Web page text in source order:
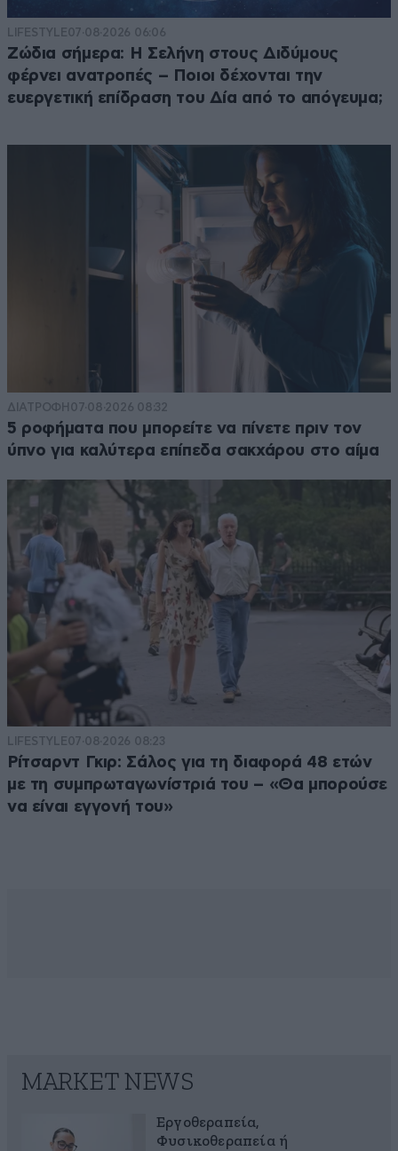
LIFESTYLE07·08·2026 06:06
Ζώδια σήμερα: Η Σελήνη στους Διδύμους
φέρνει ανατροπές – Ποιοι δέχονται την
ευεργετική επίδραση του Δία από το απόγευμα;
ΔΙΑΤΡΟΦΗ 07·08·2026 08:32
5 ροφήματα που μπορείτε να πίνετε πριν τον
ύπνο για καλύτερα επίπεδα σακχάρου στο αίμα
LIFESTYLE07·08·2026 08:23
Ρίτσαρντ Γκιρ: Σάλος για τη διαφορά 48 ετών
με τη συμπρωταγωνίστριά του – «Θα μπορούσε
να είναι εγγονή του»
MARKET NEWS
Εργοθεραπεία,
Φυσικοθεραπεία ή